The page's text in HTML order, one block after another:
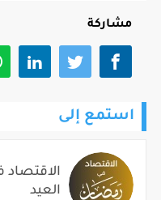
مشاركة
استمع إلى
الاقتصاد
العيد